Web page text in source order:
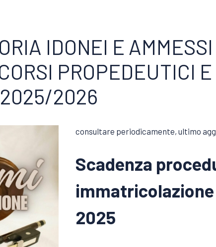
IDONEI E
PROPEDEUTICI E
2026
consultare periodicamente, ultimo
Scadenza
2025